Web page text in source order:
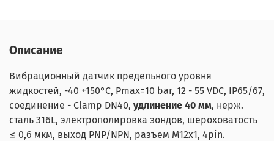
Описание
Вибрационный датчик предельного уровня
жидкостей, -40 +150°С, Pmax=10 bar, 12 - 55 VDC, IP65/67,
соединение - Clamp DN40, удлинение 40 мм, нерж.
сталь 316L, электрополировка зондов, шероховатость
≤ 0,6 мкм, выход PNP/NPN, разъем M12x1, 4pin.